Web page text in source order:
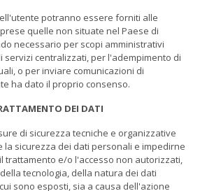
potranno essere forniti alle
quelle non situate nel Paese di
necessario per scopi amministrativi
centralizzati, per l'adempimento di
o per inviare comunicazioni di
ha dato il proprio consenso.
DEI DATI
di sicurezza tecniche e organizzative
sicurezza dei dati personali e impedirne
trattamento e/o l'accesso non autorizzati,
tecnologia, della natura dei dati
sono esposti, sia a causa dell'azione